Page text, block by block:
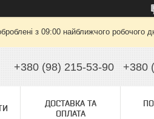
з 09:00 найближчого робочого
+380 (98) 215-53-90 +380
ДОСТАВКА ТА
ОПЛАТА